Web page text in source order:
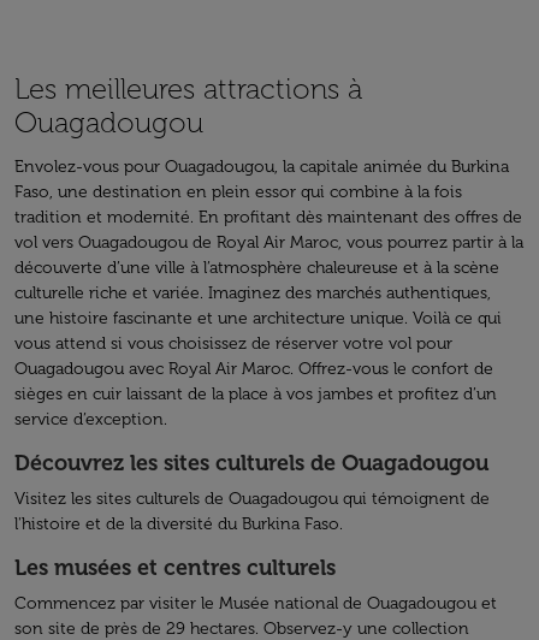
Les meilleures attractions à
Ouagadougou
Envolez-vous pour Ouagadougou, la capitale animée du Burkina
Faso, une destination en plein essor qui combine à la fois
tradition et modernité. En profitant dès maintenant des offres de
vol vers Ouagadougou de Royal Air Maroc, vous pourrez partir à la
découverte d’une ville à l’atmosphère chaleureuse et à la scène
culturelle riche et variée. Imaginez des marchés authentiques,
une histoire fascinante et une architecture unique. Voilà ce qui
vous attend si vous choisissez de réserver votre vol pour
Ouagadougou avec Royal Air Maroc. Offrez-vous le confort de
sièges en cuir laissant de la place à vos jambes et profitez d’un
service d’exception.
Découvrez les sites culturels de Ouagadougou
Visitez les sites culturels de Ouagadougou qui témoignent de
l'histoire et de la diversité du Burkina Faso.
Les musées et centres culturels
Commencez par visiter le Musée national de Ouagadougou et
son site de près de 29 hectares. Observez-y une collection